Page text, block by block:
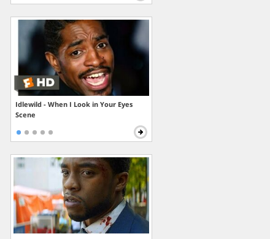
Idlewild - When I Look in Your Eyes
Scene